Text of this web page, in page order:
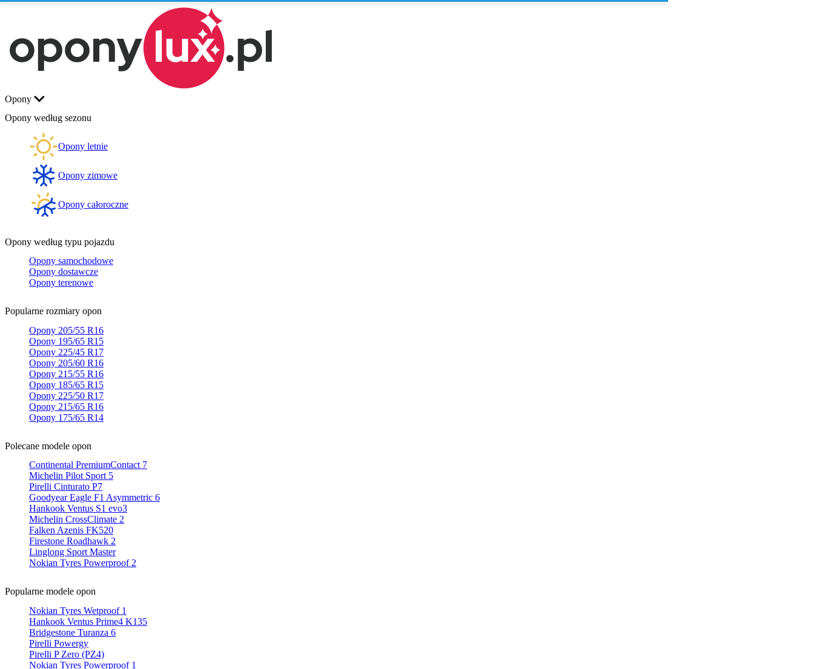
Opony
Opony według sezonu
Opony letnie
Opony zimowe
Opony całoroczne
Opony według typu pojazdu
Opony samochodowe
Opony dostawcze
Opony terenowe
Popularne rozmiary opon
Opony 205/55 R16
Opony 195/65 R15
Opony 225/45 R17
Opony 205/60 R16
Opony 215/55 R16
Opony 185/65 R15
Opony 225/50 R17
Opony 215/65 R16
Opony 175/65 R14
Polecane modele opon
Continental PremiumContact 7
Michelin Pilot Sport 5
Pirelli Cinturato P7
Goodyear Eagle F1 Asymmetric 6
Hankook Ventus S1 evo3
Michelin CrossClimate 2
Falken Azenis FK520
Firestone Roadhawk 2
Linglong Sport Master
Nokian Tyres Powerproof 2
Popularne modele opon
Nokian Tyres Wetproof 1
Hankook Ventus Prime4 K135
Bridgestone Turanza 6
Pirelli Powergy
Pirelli P Zero (PZ4)
Nokian Tyres Powerproof 1